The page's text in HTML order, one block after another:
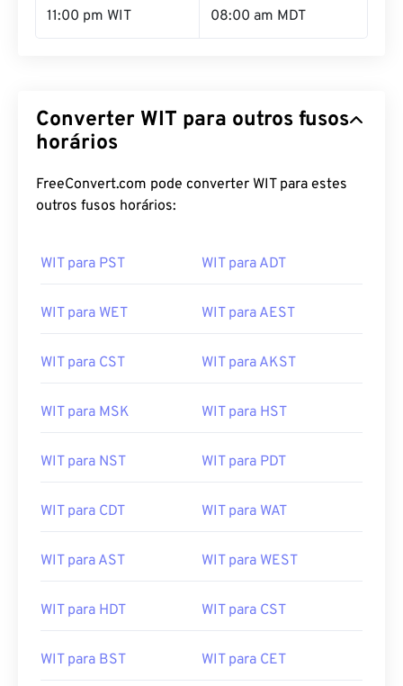
11:00 pm WIT 08:00 am MDT
Converter WIT para outros fusos
horários
FreeConvert.com pode converter WIT para estes
outros fusos horários:
WIT para PST WIT para ADT
WIT para WET WIT para AEST
WIT para CST WIT para AKST
WIT para MSK WIT para HST
WIT para NST WIT para PDT
WIT para CDT WIT para WAT
WIT para AST WIT para WEST
WIT para HDT WIT para CST
WIT para BST WIT para CET